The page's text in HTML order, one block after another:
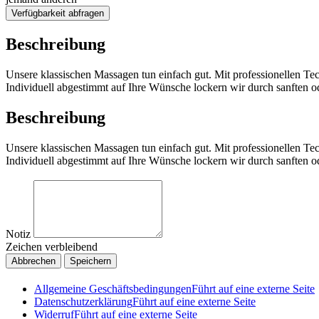
Verfügbarkeit abfragen
Beschreibung
Unsere klassischen Massagen tun einfach gut. Mit professionellen
Individuell abgestimmt auf Ihre Wünsche lockern wir durch sanften
Beschreibung
Unsere klassischen Massagen tun einfach gut. Mit professionellen
Individuell abgestimmt auf Ihre Wünsche lockern wir durch sanften
Notiz
Zeichen verbleibend
Abbrechen Speichern
Allgemeine GeschäftsbedingungenFührt auf eine externe Seite
DatenschutzerklärungFührt auf eine externe Seite
WiderrufFührt auf eine externe Seite